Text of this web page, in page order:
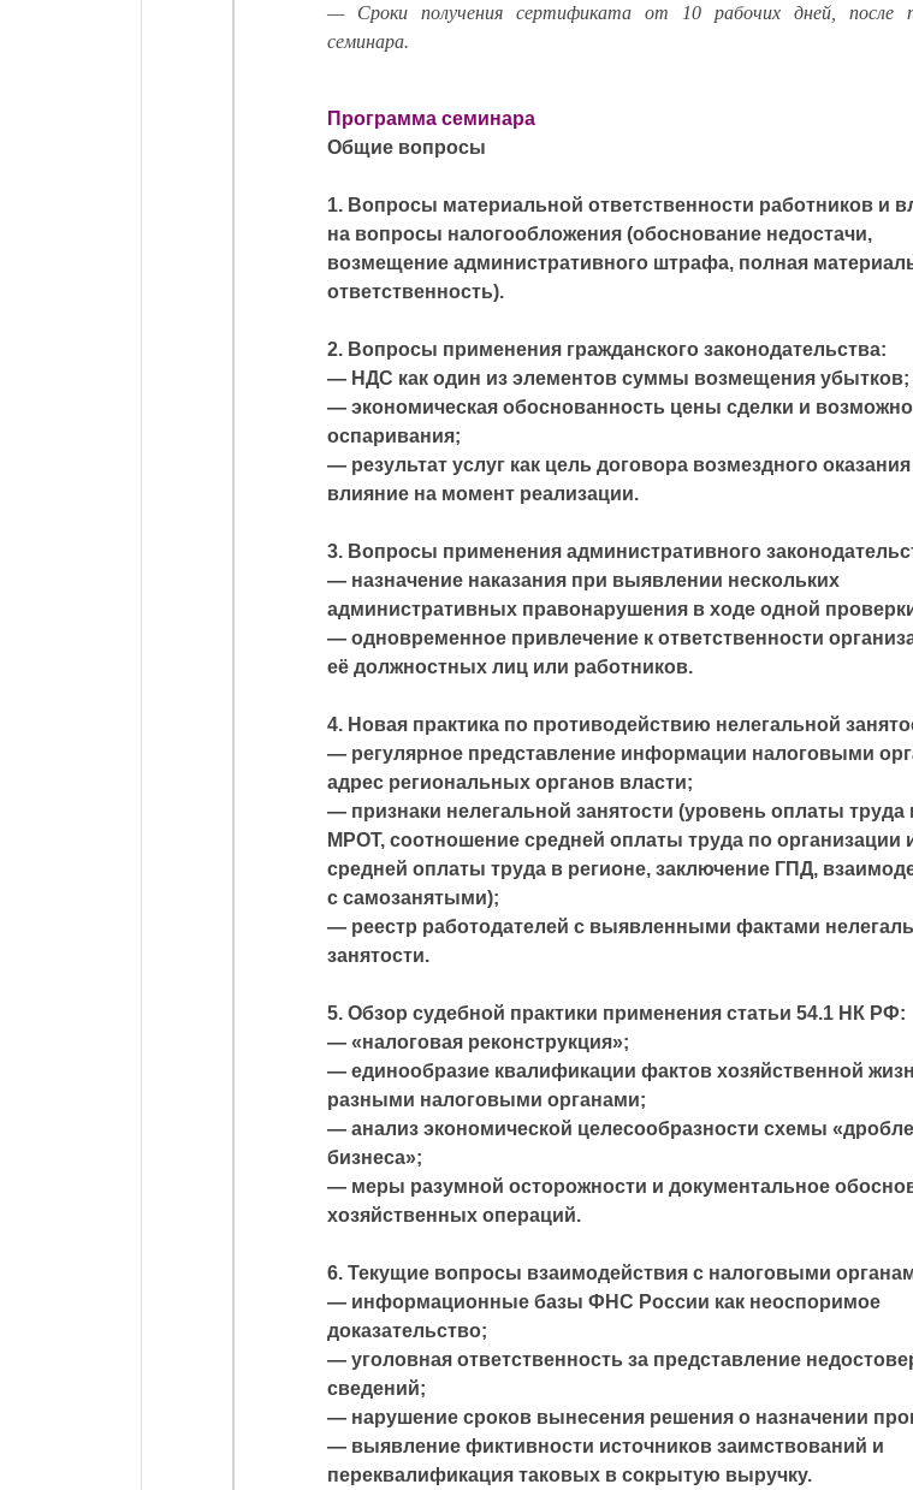
— Сроки получения сертификата от 10 рабочих дней, после
семинара.
Программа семинара
Общие вопросы
1. Вопросы материальной ответственности работников и
на вопросы налогообложения (обоснование недостачи,
возмещение административного штрафа, полная
ответственность).
2. Вопросы применения гражданского законодательства:
— НДС как один из элементов суммы возмещения убытков;
— экономическая обоснованность цены сделки и
оспаривания;
— результат услуг как цель договора возмездного оказания
влияние на момент реализации.
3. Вопросы применения административного
— назначение наказания при выявлении нескольких
административных правонарушения в ходе одной
— одновременное привлечение к ответственности
её должностных лиц или работников.
4. Новая практика по противодействию нелегальной
— регулярное представление информации налоговыми
адрес региональных органов власти;
— признаки нелегальной занятости (уровень оплаты труда
МРОТ, соотношение средней оплаты труда по организации
средней оплаты труда в регионе, заключение ГПД,
с самозанятыми);
— реестр работодателей с выявленными фактами
занятости.
5. Обзор судебной практики применения статьи 54.1 НК РФ:
— «налоговая реконструкция»;
— единообразие квалификации фактов хозяйственной
разными налоговыми органами;
— анализ экономической целесообразности схемы
бизнеса»;
— меры разумной осторожности и документальное
хозяйственных операций.
6. Текущие вопросы взаимодействия с налоговыми
— информационные базы ФНС России как неоспоримое
доказательство;
— уголовная ответственность за представление
сведений;
— нарушение сроков вынесения решения о назначении
— выявление фиктивности источников заимствований и
переквалификация таковых в сокрытую выручку.